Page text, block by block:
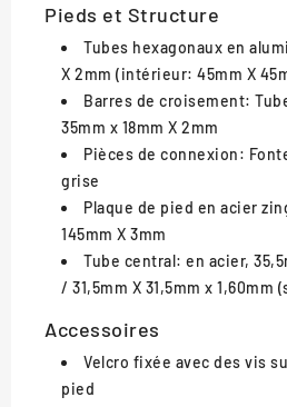
Pieds et Structure
Tubes hexagonaux en
X 2mm (intérieur: 45mm X
Barres de croisement:
35mm x 18mm X 2mm
Pièces de connexion:
grise
Plaque de pied en acier
145mm X 3mm
Tube central: en acier,
/ 31,5mm X 31,5mm x 1,60mm
Accessoires
Velcro fixée avec des vis
pied